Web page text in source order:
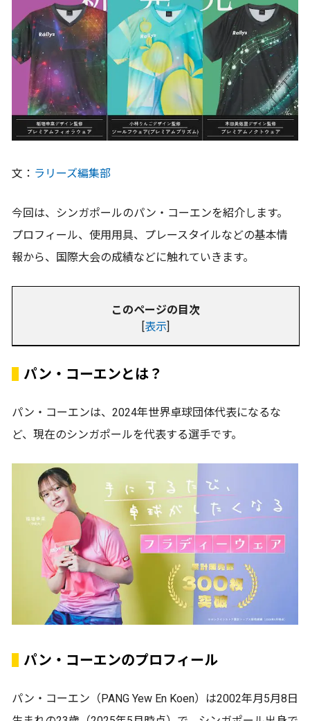
文： ラリーズ編集部
今回は、シンガポールのパン・コーエンを紹介します。
プロフィール、使用用具、プレースタイルなどの基本情
報から、国際大会の成績などに触れていきます。
このページの目次
[表示]
パン・コーエンとは？
パン・コーエンは、2024年世界卓球団体代表になるな
ど、現在のシンガポールを代表する選手です。
パン・コーエンのプロフィール
パン・コーエン（PANG Yew En Koen）は2002年月5月8日